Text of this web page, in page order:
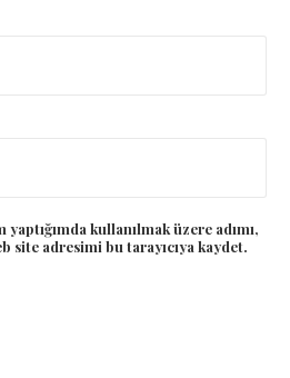
kullanılmak üzere adımı,
site adresimi bu tarayıcıya kaydet.